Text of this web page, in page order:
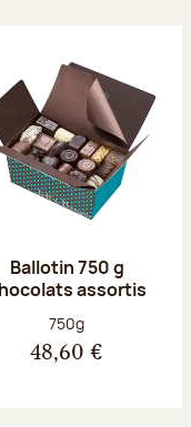
Ballotin 750 g
assortis
Poids net :
750g
48,60 €